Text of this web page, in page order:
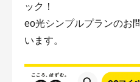
ック！
eo光シンプルプランのお
います。